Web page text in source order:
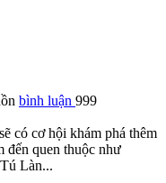
bình luận 999
có cơ hội khám phá thêm
đến quen thuộc như
Làn...